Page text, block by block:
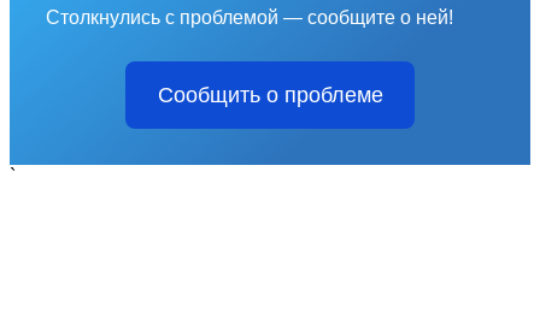
Столкнулись с проблемой — сообщите о ней!
Сообщить о проблеме
`